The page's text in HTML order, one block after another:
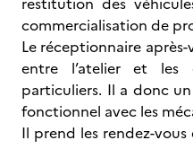
commercialisation de
Le réceptionnaire
entre l’atelier et les
particuliers. Il a donc
fonctionnel avec les
Il prend les rendez-